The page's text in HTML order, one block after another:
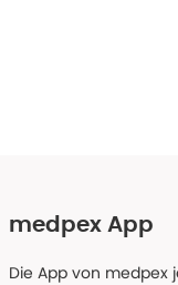
medpex App
Die App von medpex